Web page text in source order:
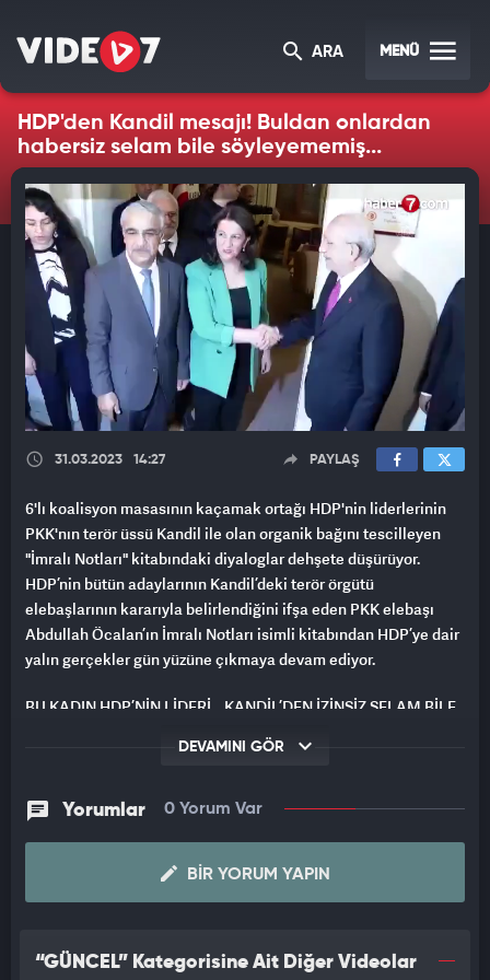
ARA MENÜ
HDP'den Kandil mesajı! Buldan onlardan
habersiz selam bile söyleyememiş...
31.03.2023 14:27 PAYLAŞ
6'lı koalisyon masasının kaçamak ortağı HDP'nin liderlerinin
PKK'nın terör üssü Kandil ile olan organik bağını tescilleyen
"İmralı Notları" kitabındaki diyaloglar dehşete düşürüyor.
HDP’nin bütün adaylarının Kandil’deki terör örgütü
elebaşlarının kararıyla belirlendiğini ifşa eden PKK elebaşı
Abdullah Öcalan’ın İmralı Notları isimli kitabından HDP’ye dair
yalın gerçekler gün yüzüne çıkmaya devam ediyor.
BU KADIN HDP’NİN LİDERİ… KANDİL’DEN İZİNSİZ SELAM BİLE
Başkanı Pervin Buldan’ın, Kandil’den onay almadan selam dahi
iletemediğini açıkça söylediği öğrenildi.
Teröristbaşı Öcalan’ın kitaplaştırdığı İmralı Notları’nın 8 Şubat
2014 tarihine ilişkin bölümünde, günümüzde HDP lideri olan
veriliyor. HDP’li Buldan’ın kayınpederinin Öcalan’a selam
DEVAMINI GÖR
Yorumlar 0 Yorum Var
BIR YORUM YAPIN
“GÜNCEL” Kategorisine Ait Diğer Videolar